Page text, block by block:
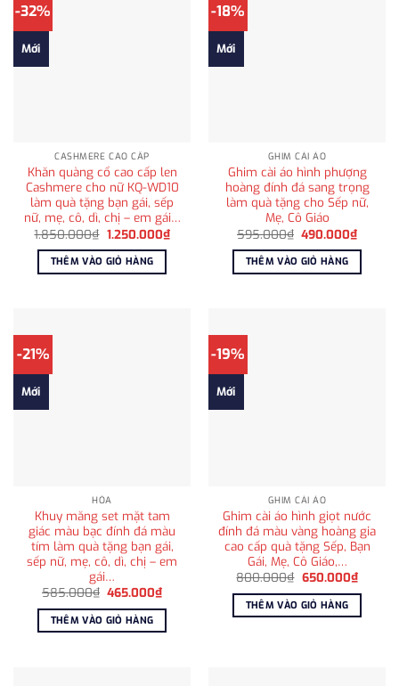
-32%
Mới
CASHMERE CAO CẤP
Khăn quàng cổ cao cấp len
Cashmere cho nữ KQ-WD10
làm quà tặng bạn gái, sếp
nữ, mẹ, cô, dì, chị – em gái…
1.850.000₫ Giá
là:
1.850.000₫.
1.250.000₫Giá
hiện
1.250.000₫.
THÊM VÀO GIỎ HÀNG
-18%
Mới
GHIM CÀI ÁO
Ghim cài áo hình phượng
hoàng đính đá sang trọng
làm quà tặng cho Sếp nữ,
Mẹ, Cô Giáo
595.000₫ Giá
là:
595.000₫.
490.000₫Giá
hiện
tại
THÊM VÀO GIỎ HÀNG
-21%
Mới
HỎA
Khuy măng set mặt tam
giác màu bạc đính đá màu
tím làm quà tặng bạn gái,
sếp nữ, mẹ, cô, dì, chị – em
gái…
585.000₫ Giá
là:
585.000₫.
465.000₫Giá
hiện
tại
465.000₫.
THÊM VÀO GIỎ HÀNG
-19%
Mới
GHIM CÀI ÁO
Ghim cài áo hình giọt nước
đính đá màu vàng hoàng gia
cao cấp quà tặng Sếp, Bạn
Gái, Mẹ, Cô Giáo,…
800.000₫ Giá
là:
800.000₫.
650.000₫Giá
hiện
tại
THÊM VÀO GIỎ HÀNG